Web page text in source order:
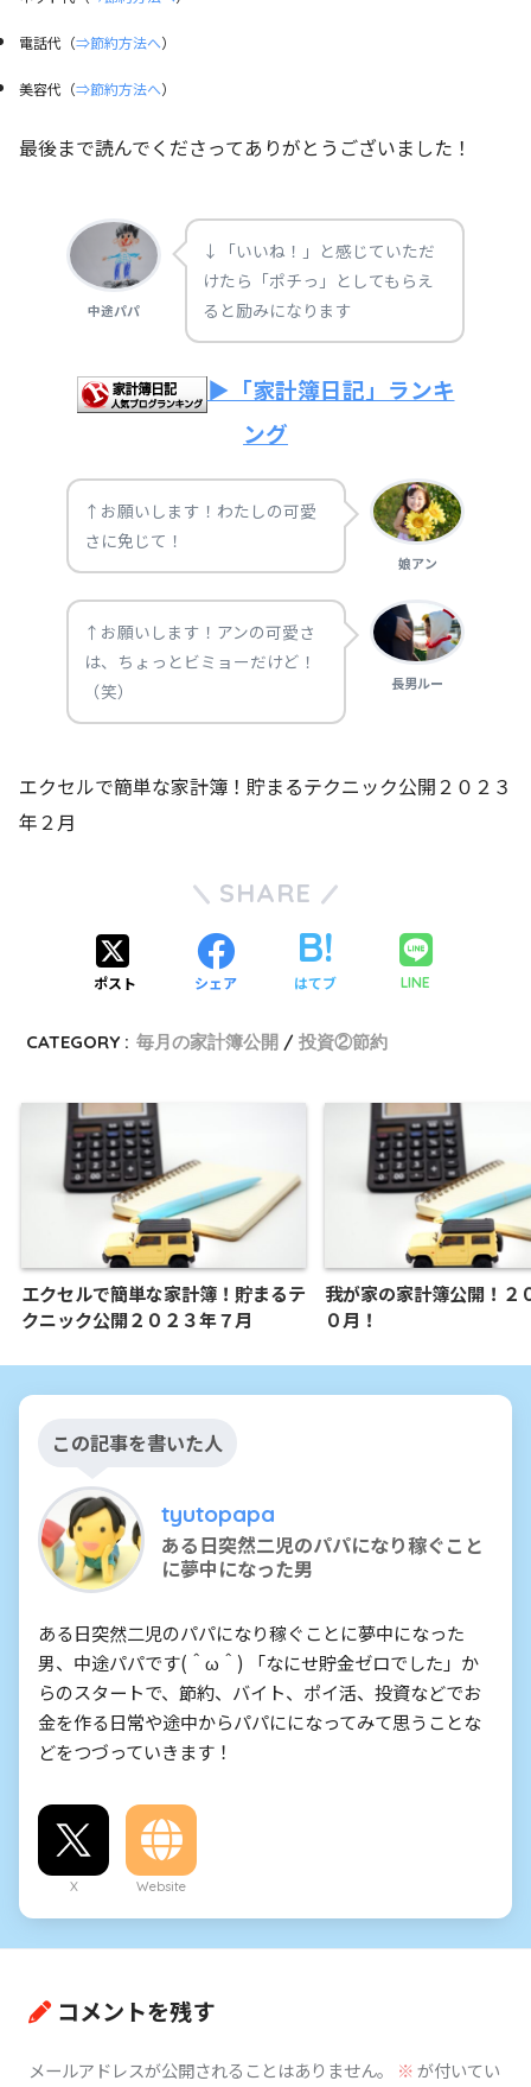
電話代（⇒節約方法へ）
美容代（⇒節約方法へ）
最後まで読んでくださってありがとうございました！
中途パパ
↓「いいね！」と感じていただ
けたら「ポチっ」としてもらえ
ると励みになります
▶「家計簿日記」ランキ
ング
↑お願いします！わたしの可愛
さに免じて！
娘アン
↑お願いします！アンの可愛さ
は、ちょっとビミョーだけど！
（笑）
長男ルー
エクセルで簡単な家計簿！貯まるテクニック公開２０２３
年２月
SHARE
ポスト シェア はてブ LINE
CATEGORY : 毎月の家計簿公開 投資②節約
エクセルで簡単な家計簿！貯まるテ
クニック公開２０２３年７月
我が家の家計簿公開！２
０月！
この記事を書いた人
tyutopapa
ある日突然二児のパパになり稼ぐこと
に夢中になった男
ある日突然二児のパパになり稼ぐことに夢中になった
男、中途パパです(＾ω＾) 「なにせ貯金ゼロでした」か
らのスタートで、節約、バイト、ポイ活、投資などでお
金を作る日常や途中からパパにになってみて思うことな
どをつづっていきます！
X Website
コメントを残す
メールアドレスが公開されることはありません。 ※が付いてい